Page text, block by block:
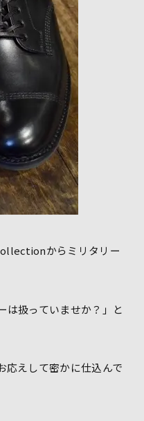
からミリタリー
は扱っていませか？」と
応えして密かに仕込んで